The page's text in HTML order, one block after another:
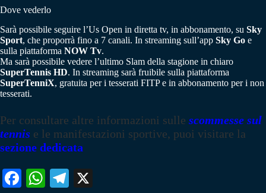
Dove vederlo
Sarà possibile seguire l’Us Open in diretta tv, in abbonamento, su Sky
Sport, che proporrà fino a 7 canali. In streaming sull’app Sky Go e
sulla piattaforma NOW Tv.
Ma sarà possibile vedere l’ultimo Slam della stagione in chiaro
SuperTennis HD. In streaming sarà fruibile sulla piattaforma
SuperTenniX, gratuita per i tesserati FITP e in abbonamento per i non
tesserati.
Per consultare altre informazioni sulle scommesse sul
tennis e le manifestazioni sportive, puoi visitare la
sezione dedicata
Fa W
Te